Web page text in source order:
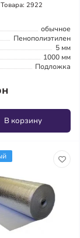
2922
обычное
Пенополиэтилен
5 мм
1000 мм
Подложка
В корзину